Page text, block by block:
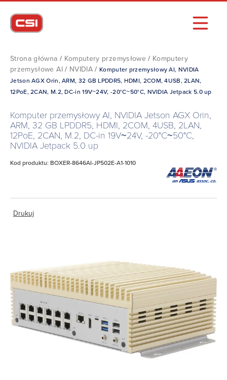
Strona główna / Komputery przemysłowe / Komputery
przemysłowe AI/ NVIDIA /Komputer przemysłowy AI, NVIDIA
Jetson AGX Orin, ARM, 32 GB LPDDR5, HDMI, 2COM, 4USB, 2LAN,
12PoE, 2CAN, M.2, DC-in 19V~24V, -20°C~50°C, NVIDIA Jetpack 5.0 up
Komputer przemysłowy AI, NVIDIA Jetson AGX Orin,
ARM, 32 GB LPDDR5, HDMI, 2COM, 4USB, 2LAN,
12PoE, 2CAN, M.2, DC-in 19V~24V, -20°C~50°C,
NVIDIA Jetpack 5.0 up
Kod produktu: BOXER-8646AI-JP502E-A1-1010
Drukuj